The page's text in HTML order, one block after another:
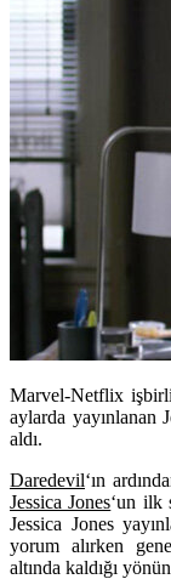
Marvel-Netflix
aylarda yayınlanan
aldı.
Daredevil‘ın
Jessica Jones‘un ilk
Jessica Jones
yorum alırken
altında kaldığı